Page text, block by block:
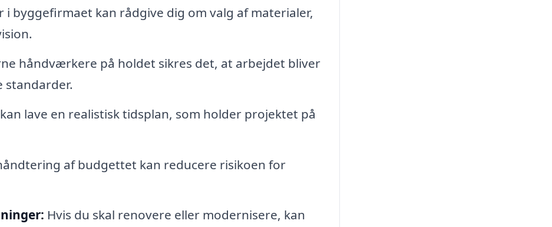
i byggefirmaet kan rådgive dig om valg af materialer,
håndværkere på holdet sikres det, at arbejdet bliver
lave en realistisk tidsplan, som holder projektet på
af budgettet kan reducere risikoen for
Hvis du skal renovere eller modernisere, kan